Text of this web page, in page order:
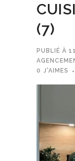
(7)
PUBLIÉ À
0 J'AIMES